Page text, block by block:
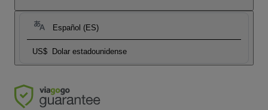
Español (ES)
US$ Dolar estadounidense